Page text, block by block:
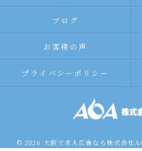
ブログ
お客様の声
プライバシーポリシー
© 2026 大阪で求人広告なら株式会